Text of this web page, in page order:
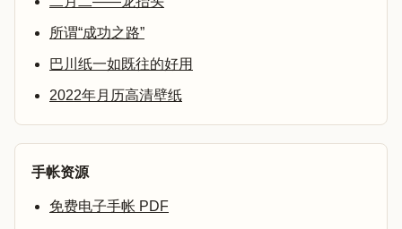
所谓“成功之路”
巴川纸一如既往的好用
2022年月历高清壁纸
手帐资源
免费电子手帐 PDF